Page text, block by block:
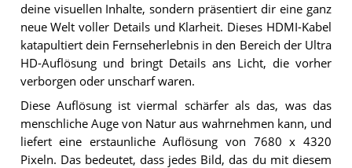
deine visuellen Inhalte, sondern präsentiert dir eine ganz
neue Welt voller Details und Klarheit. Dieses HDMI-Kabel
katapultiert dein Fernseherlebnis in den Bereich der Ultra
HD-Auflösung und bringt Details ans Licht, die vorher
verborgen oder unscharf waren.
Diese Auflösung ist viermal schärfer als das, was das
menschliche Auge von Natur aus wahrnehmen kann, und
liefert eine erstaunliche Auflösung von 7680 x 4320
Pixeln. Das bedeutet, dass jedes Bild, das du mit diesem